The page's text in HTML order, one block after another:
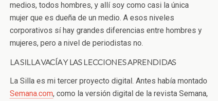
medios, todos hombres, y allí soy como casi la única
mujer que es dueña de un medio. A esos niveles
corporativos sí hay grandes diferencias entre hombres y
mujeres, pero a nivel de periodistas no.
LA SILLA VACÍA Y LAS LECCIONES APRENDIDAS
La Silla es mi tercer proyecto digital. Antes había montado
Semana.com, como la versión digital de la revista Semana,